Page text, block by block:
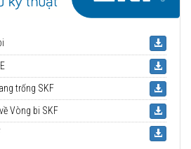
trống SKF
Vòng bi SKF